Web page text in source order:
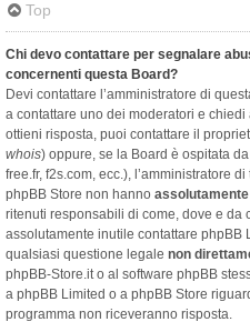
Top
Chi devo contattare per segnalare
concernenti questa Board?
Devi contattare l’amministratore di
a contattare uno dei moderatori e
ottieni risposta, puoi contattare il
whois) oppure, se la Board è ospitata
free.fr, f2s.com, ecc.), l’amministratore
phpBB Store non hanno
ritenuti responsabili di come, dove e da
assolutamente inutile contattare phpBB
qualsiasi questione legale non
phpBB-Store.it o al software phpBB
a phpBB Limited o a phpBB Store
programma non riceveranno risposta.